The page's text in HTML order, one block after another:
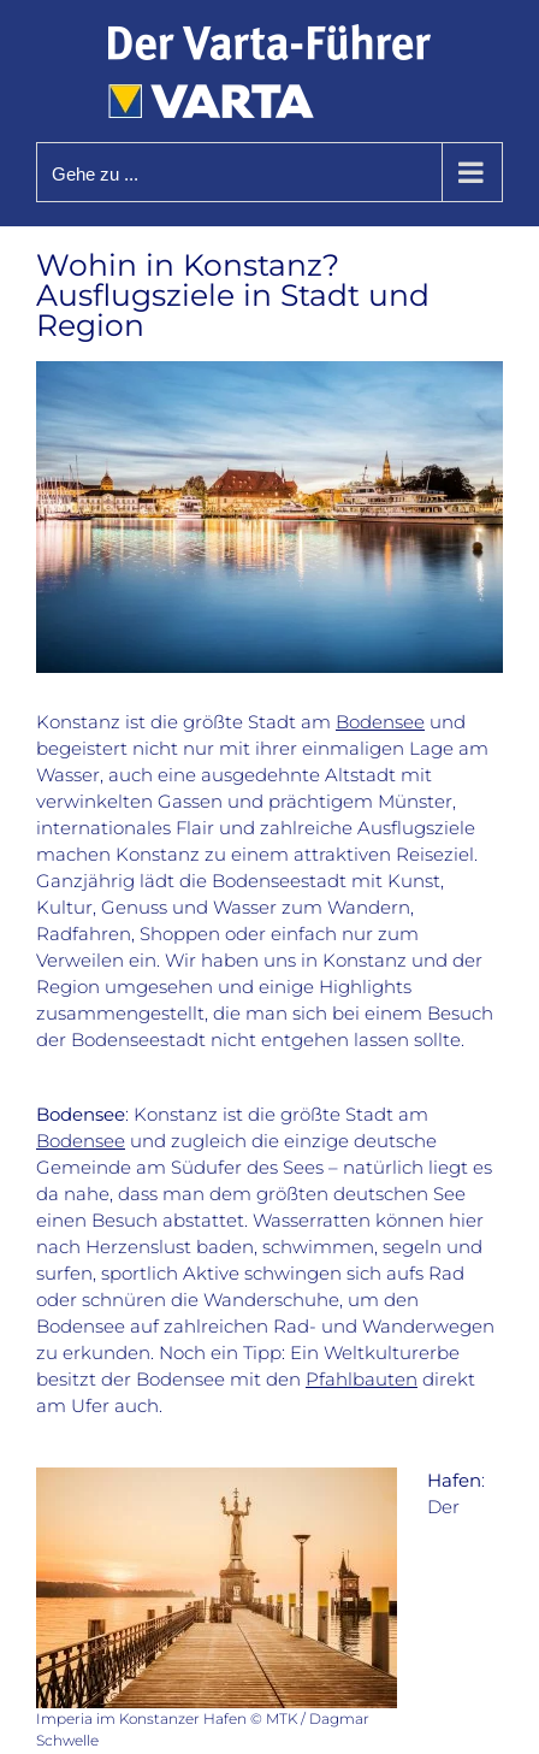
Gehe zu ...
Wohin in Konstanz?
Ausflugsziele in Stadt und
Region
Bild
Konstanz ist die größte Stadt am Bodenseeund
begeistert nicht nur mit ihrer einmaligen Lage am
Wasser, auch eine ausgedehnte Altstadt mit
verwinkelten Gassen und prächtigem Münster,
internationales Flair und zahlreiche Ausflugsziele
machen Konstanz zu einem attraktiven Reiseziel.
Ganzjährig lädt die Bodenseestadt mit Kunst,
Kultur, Genuss und Wasser zum Wandern,
Radfahren, Shoppen oder einfach nur zum
Verweilen ein. Wir haben uns in Konstanz und der
Region umgesehen und einige Highlights
zusammengestellt, die man sich bei einem Besuch
der Bodenseestadt nicht entgehen lassen sollte.
Bodensee: Konstanz ist die größte Stadt am
Bodenseeund zugleich die einzige deutsche
Gemeinde am Südufer des Sees – natürlich liegt es
da nahe, dass man dem größten deutschen See
einen Besuch abstattet. Wasserratten können hier
nach Herzenslust baden, schwimmen, segeln und
surfen, sportlich Aktive schwingen sich aufs Rad
oder schnüren die Wanderschuhe, um den
Bodensee auf zahlreichen Rad- und Wanderwegen
zu erkunden. Noch ein Tipp: Ein Weltkulturerbe
besitzt der Bodensee mit den Pfahlbauten direkt
am Ufer auch.
Imperia im Konstanzer Hafen © MTK / Dagmar
Schwelle
Hafen:
Der